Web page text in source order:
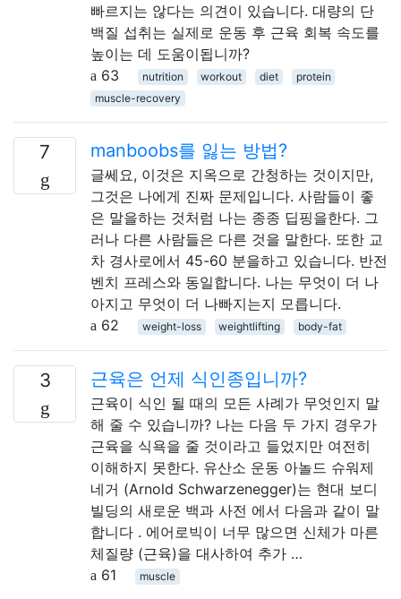
빠르지는 않다는 의견이 있습니다. 대량의 단
백질 섭취는 실제로 운동 후 근육 회복 속도를
높이는 데 도움이됩니까?
63
nutrition workout diet
protein
muscle-recovery
7 manboobs를 잃는 방법?
글쎄요, 이것은 지옥으로 간청하는 것이지만,
그것은 나에게 진짜 문제입니다. 사람들이 좋
은 말을하는 것처럼 나는 종종 딥핑을한다. 그
러나 다른 사람들은 다른 것을 말한다. 또한 교
차 경사로에서 45-60 분을하고 있습니다. 반전
벤치 프레스와 동일합니다. 나는 무엇이 더 나
아지고 무엇이 더 나빠지는지 모릅니다.
62
weight-loss weightlifting body-fat
3 근육은 언제 식인종입니까?
근육이 식인 될 때의 모든 사례가 무엇인지 말
해 줄 수 있습니까? 나는 다음 두 가지 경우가
근육을 식욕을 줄 것이라고 들었지만 여전히
이해하지 못한다. 유산소 운동 아놀드 슈워제
네거 (Arnold Schwarzenegger)는 현대 보디
빌딩의 새로운 백과 사전 에서 다음과 같이 말
합니다 . 에어로빅이 너무 많으면 신체가 마른
체질량 (근육)을 대사하여 추가 …
61
muscle